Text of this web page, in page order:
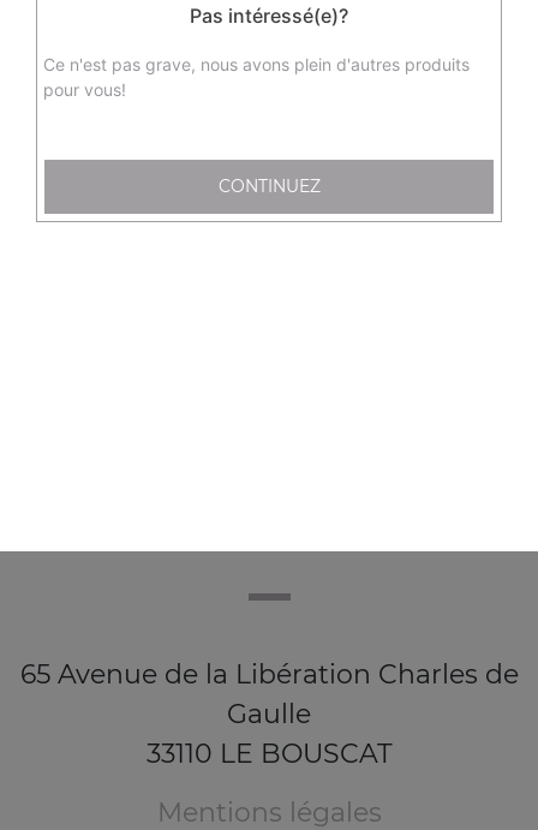
sushi saumon, 12 sashimi saumon, 6 raviolis au poulet, 6
Actuellement non disponible
saumon, 12 sashimi saumon, 6 raviolis, 4 brochettes, 2
soupes et 2 salades pour 2 personnes
65 Avenue de la Libération Charles de
Gaulle
33110 LE BOUSCAT
Mentions légales
Pas intéressé(e)?
Ce n'est pas grave, nous avons plein d'autres produits
pour vous!
CONTINUEZ